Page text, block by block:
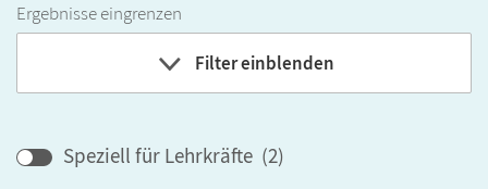
Ergebnisse eingrenzen
Filter einblenden
Speziell für Lehrkräfte (2)